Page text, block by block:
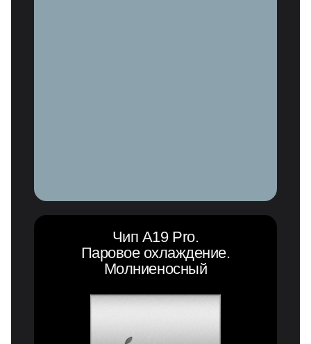
Чип A19 Pro.
Паровое охлаждение.
Молниеносный